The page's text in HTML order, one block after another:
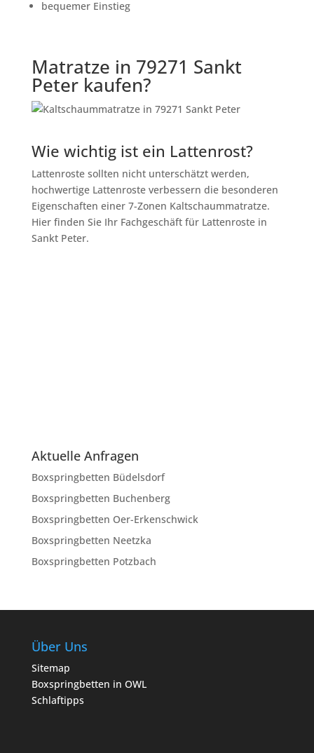
bequemer Einstieg
Matratze in 79271 Sankt
Peter kaufen?
Wie wichtig ist ein Lattenrost?
Lattenroste sollten nicht unterschätzt werden,
hochwertige Lattenroste verbessern die besonderen
Eigenschaften einer 7-Zonen Kaltschaummatratze.
Hier finden Sie Ihr Fachgeschäft für Lattenroste in
Sankt Peter.
Aktuelle Anfragen
Boxspringbetten Büdelsdorf
Boxspringbetten Buchenberg
Boxspringbetten Oer-Erkenschwick
Boxspringbetten Neetzka
Boxspringbetten Potzbach
Über Uns
Sitemap
Boxspringbetten in OWL
Schlaftipps